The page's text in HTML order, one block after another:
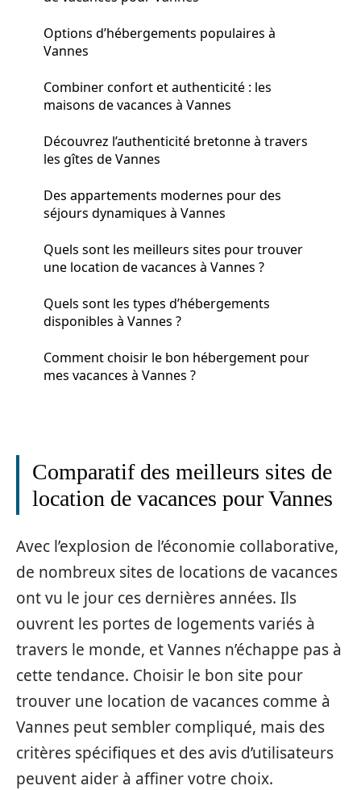
Options d’hébergements populaires à
Vannes
Combiner confort et authenticité : les
maisons de vacances à Vannes
Découvrez l’authenticité bretonne à travers
les gîtes de Vannes
Des appartements modernes pour des
séjours dynamiques à Vannes
Quels sont les meilleurs sites pour trouver
une location de vacances à Vannes ?
Quels sont les types d’hébergements
disponibles à Vannes ?
Comment choisir le bon hébergement pour
mes vacances à Vannes ?
Comparatif des meilleurs sites de
location de vacances pour Vannes
Avec l’explosion de l’économie collaborative,
de nombreux sites de locations de vacances
ont vu le jour ces dernières années. Ils
ouvrent les portes de logements variés à
travers le monde, et Vannes n’échappe pas à
cette tendance. Choisir le bon site pour
trouver une location de vacances comme à
Vannes peut sembler compliqué, mais des
critères spécifiques et des avis d’utilisateurs
peuvent aider à affiner votre choix.